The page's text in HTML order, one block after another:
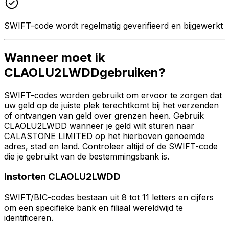
SWIFT-code wordt regelmatig geverifieerd en bijgewerkt
Wanneer moet ik
CLAOLU2LWDDgebruiken?
SWIFT-codes worden gebruikt om ervoor te zorgen dat
uw geld op de juiste plek terechtkomt bij het verzenden
of ontvangen van geld over grenzen heen. Gebruik
CLAOLU2LWDD wanneer je geld wilt sturen naar
CALASTONE LIMITED op het hierboven genoemde
adres, stad en land. Controleer altijd of de SWIFT-code
die je gebruikt van de bestemmingsbank is.
Instorten CLAOLU2LWDD
SWIFT/BIC-codes bestaan uit 8 tot 11 letters en cijfers
om een specifieke bank en filiaal wereldwijd te
identificeren.